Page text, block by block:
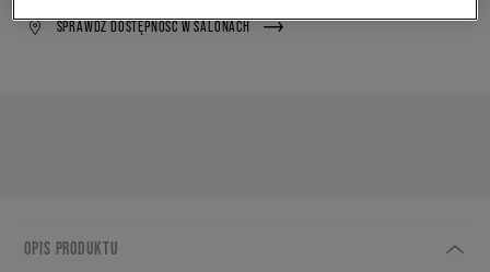
SPRAWDŹ DOSTĘPNOŚĆ W SALONACH
OPIS PRODUKTU